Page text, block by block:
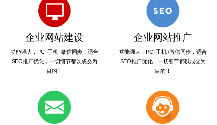
企业网站建设
功能强大，PC+手机+微信同步，适合
SEO推广优化，一切细节都以成交为
目的！
企业网站推广
功能强大，PC+手机+微信同步，适合
SEO推广优化，一切细节都以成交为
目的！